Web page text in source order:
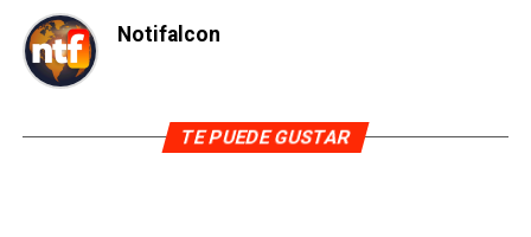
Notifalcon
TE PUEDE GUSTAR